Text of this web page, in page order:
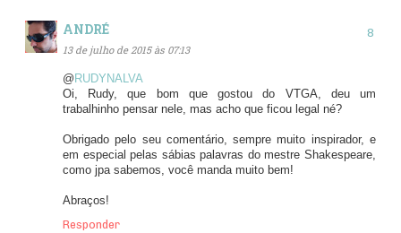
ANDRÉ
13 de julho de 2015 às 07:13
@ RUDYNALVA
Oi, Rudy, que bom que gostou do VTGA, deu um
trabalhinho pensar nele, mas acho que ficou legal né?
Obrigado pelo seu comentário, sempre muito inspirador, e
em especial pelas sábias palavras do mestre Shakespeare,
como jpa sabemos, você manda muito bem!
Abraços!
Responder